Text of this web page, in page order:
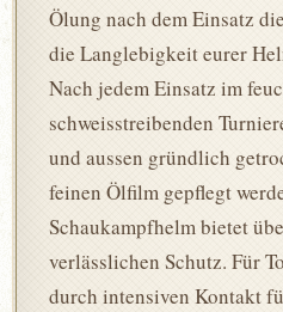
Ölung nach dem Einsatz
die Langlebigkeit eurer
Nach jedem Einsatz im
schweisstreibenden
und aussen gründlich
feinen Ölfilm gepflegt
Schaukampfhelm bietet
verlässlichen Schutz. Für
durch intensiven Kontakt